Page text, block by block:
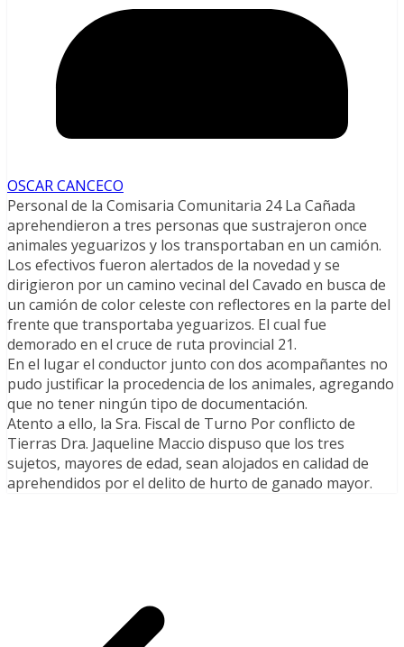
OSCAR CANCECO
Personal de la Comisaria Comunitaria 24 La Cañada
aprehendieron a tres personas que sustrajeron once
animales yeguarizos y los transportaban en un camión.
Los efectivos fueron alertados de la novedad y se
dirigieron por un camino vecinal del Cavado en busca de
un camión de color celeste con reflectores en la parte del
frente que transportaba yeguarizos. El cual fue
demorado en el cruce de ruta provincial 21.
En el lugar el conductor junto con dos acompañantes no
pudo justificar la procedencia de los animales, agregando
que no tener ningún tipo de documentación.
Atento a ello, la Sra. Fiscal de Turno Por conflicto de
Tierras Dra. Jaqueline Maccio dispuso que los tres
sujetos, mayores de edad, sean alojados en calidad de
aprehendidos por el delito de hurto de ganado mayor.